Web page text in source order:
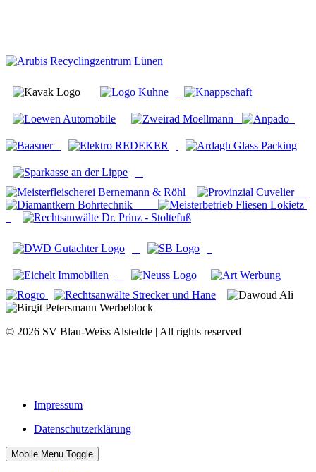
© 2026 SV Blau-Weiss Alstedde | All rights reserved
Impressum
Datenschutzerklärung
Mobile Menu Toggle